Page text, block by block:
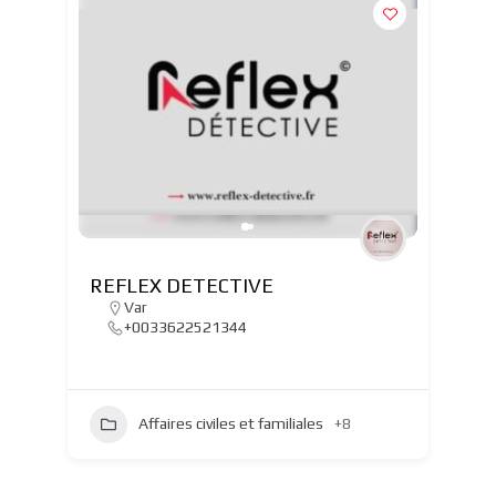
REFLEX DETECTIVE
Var
+0033622521344
Affaires civiles et familiales +8